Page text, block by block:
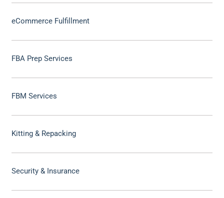
eCommerce Fulfillment
FBA Prep Services
FBM Services
Kitting & Repacking
Security & Insurance